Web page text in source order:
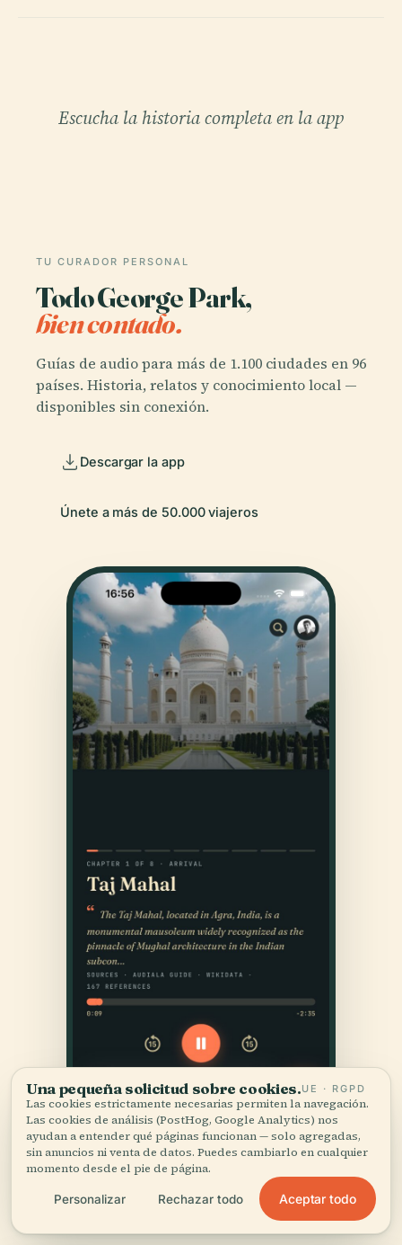
Escucha la historia completa en la app
TU CURADOR PERSONAL
Todo George Park,
bien contado.
Guías de audio para más de 1.100 ciudades en 96
países. Historia, relatos y conocimiento local —
disponibles sin conexión.
Descargar la app
Únete a más de 50.000 viajeros
Una pequeña solicitud sobre cookies.UE · RGPD
Las cookies estrictamente necesarias permiten la navegación.
Las cookies de análisis (PostHog, Google Analytics) nos
ayudan a entender qué páginas funcionan — solo agregadas,
sin anuncios ni venta de datos. Puedes cambiarlo en cualquier
momento desde el pie de página.
Personalizar Rechazar todo Aceptar todo